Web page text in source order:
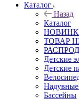
Каталог
Назад
Каталог
ТОВАР
Детские
Детские
Надувные
Бассейны